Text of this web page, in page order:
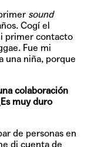
sound
Cogí el
primer contacto
Fue mi
una niña, porque
colaboración
muy duro
de personas en
di cuenta de